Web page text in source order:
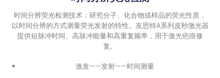
时间分辨荧光检测技术：研究分子、化合物或样品的荧光性质，
以时间分辨的方式测量荧光发射的特性。友思特A系列皮秒激光器
提供短脉冲时间、高脉冲能量和高重复频率，用于激光疤痕修
复。
激发——发射——时间测量